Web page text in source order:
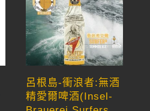
呂根島-衝浪者:無酒
精愛爾啤酒(Insel-